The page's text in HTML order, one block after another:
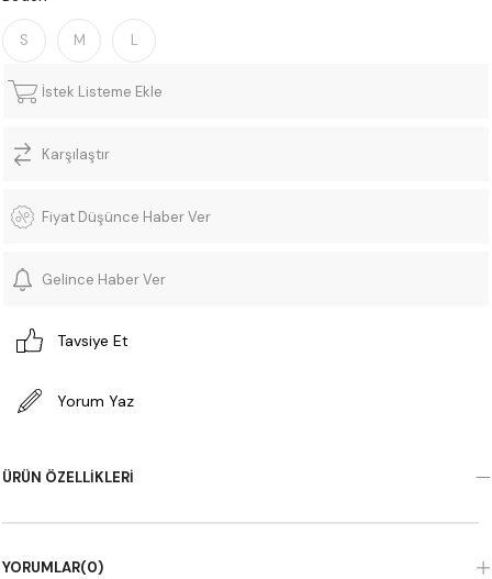
S M L
İstek Listeme Ekle
Karşılaştır
Fiyat Düşünce Haber Ver
Gelince Haber Ver
Tavsiye Et
Yorum Yaz
ÜRÜN ÖZELLIKLERI
YORUMLAR(0)